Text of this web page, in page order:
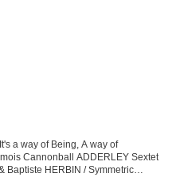
a way of Being, A way of
Cannonball ADDERLEY Sextet
Baptiste HERBIN / Symmetric